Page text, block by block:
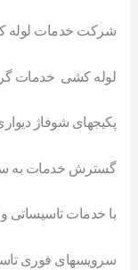
شرکت خدمات لوله
لوله کشی خدمات
پکیجهای شوفاژ دیواری و
گسترش خدمات به
با خدمات تاسیساتی
سرویسهای فوری